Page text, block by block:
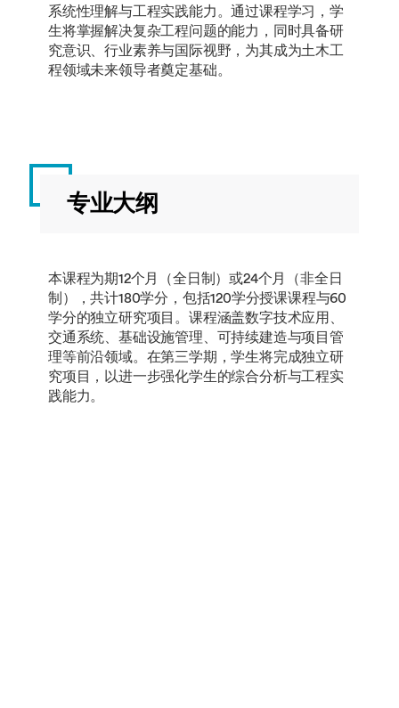
系统性理解与工程实践能力。通过课程学习，学
生将掌握解决复杂工程问题的能力，同时具备研
究意识、行业素养与国际视野，为其成为土木工
程领域未来领导者奠定基础。
专业大纲
本课程为期12个月（全日制）或24个月（非全日
制），共计180学分，包括120学分授课课程与60
学分的独立研究项目。课程涵盖数字技术应用、
交通系统、基础设施管理、可持续建造与项目管
理等前沿领域。在第三学期，学生将完成独立研
究项目，以进一步强化学生的综合分析与工程实
践能力。